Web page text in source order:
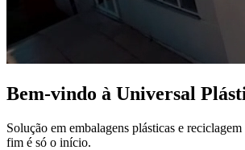
Bem-vindo à Universal
Solução em embalagens plásticas e
fim é só o início.